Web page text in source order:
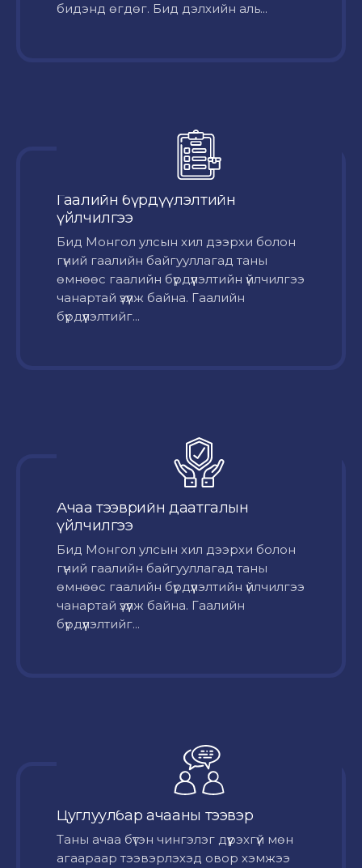
бидэнд өгдөг. Бид дэлхийн аль...
Гаалийн бүрдүүлэлтийн
үйлчилгээ
Бид Монгол улсын хил дээрхи болон
гүний гаалийн байгууллагад таны
өмнөөс гаалийн бүрдүүлэлтийн үйлчилгээ
чанартай үзүүлж байна. Гаалийн
бүрдүүлэлтийг...
Ачаа тээврийн даатгалын
үйлчилгээ
Бид Монгол улсын хил дээрхи болон
гүний гаалийн байгууллагад таны
өмнөөс гаалийн бүрдүүлэлтийн үйлчилгээ
чанартай үзүүлж байна. Гаалийн
бүрдүүлэлтийг...
Цуглуулбар ачааны тээвэр
Таны ачаа бүтэн чингэлэг дүүрэхгүй мөн
агаараар тээвэрлэхэд овор хэмжээ